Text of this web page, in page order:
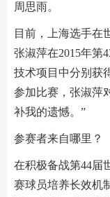
周思雨。
目前，上海选手在
张淑萍在2015年第
技术项目中分别获
参加比赛，张淑萍
补我的遗憾。”
参赛者来自哪里？
在积极备战第44届
赛球员培养长效机